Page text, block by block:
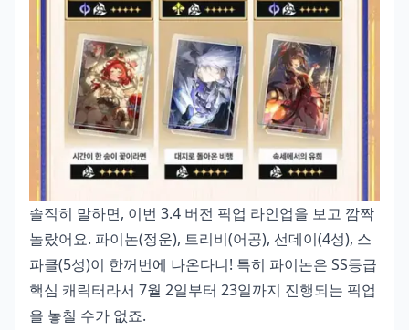
솔직히 말하면, 이번 3.4 버전 픽업 라인업을 보고 깜짝
놀랐어요. 파이논(정운), 트리비(어공), 선데이(4성), 스
파클(5성)이 한꺼번에 나온다니! 특히 파이논은 SS등급
핵심 캐릭터라서 7월 2일부터 23일까지 진행되는 픽업
을 놓칠 수가 없죠.